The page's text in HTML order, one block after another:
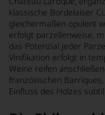
klassische Bordelaiser
gleichermaßen opulent
erfolgt parzellenweise,
das Potenzial jeder
Vinifikation erfolgt in
Weine reifen
französischen
Einfluss des Holzes